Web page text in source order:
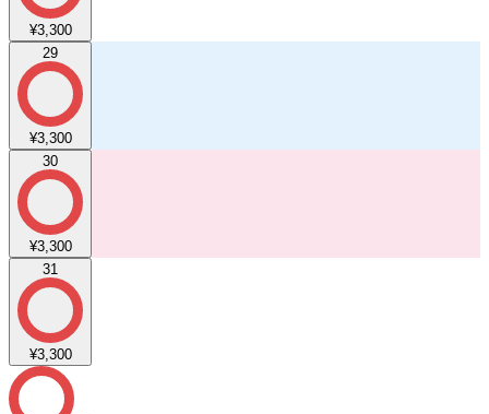
¥3,300
29
¥3,300
30
¥3,300
31
¥3,300